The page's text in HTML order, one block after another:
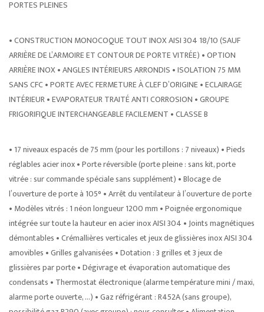
PORTES PLEINES
• CONSTRUCTION MONOCOQUE TOUT INOX AISI 304 18/10 (SAUF
ARRIÈRE DE L’ARMOIRE ET CONTOUR DE PORTE VITRÉE) • OPTION
ARRIÈRE INOX • ANGLES INTÉRIEURS ARRONDIS • ISOLATION 75 MM
SANS CFC • PORTE AVEC FERMETURE À CLEF D’ORIGINE • ECLAIRAGE
INTÉRIEUR • EVAPORATEUR TRAITÉ ANTI CORROSION • GROUPE
FRIGORIFIQUE INTERCHANGEABLE FACILEMENT • CLASSE B
• 17 niveaux espacés de 75 mm (pour les portillons : 7 niveaux) • Pieds
réglables acier inox • Porte réversible (porte pleine : sans kit, porte
vitrée : sur commande spéciale sans supplément) • Blocage de
l’ouverture de porte à 105° • Arrêt du ventilateur à l’ouverture de porte
• Modèles vitrés : 1 néon longueur 1200 mm • Poignée ergonomique
intégrée sur toute la hauteur en acier inox AISI 304 • Joints magnétiques
démontables • Crémallières verticales et jeux de glissières inox AISI 304
amovibles • Grilles galvanisées • Dotation : 3 grilles et 3 jeux de
glissières par porte • Dégivrage et évaporation automatique des
condensats • Thermostat électronique (alarme température mini / maxi,
alarme porte ouverte, …) • Gaz réfrigérant : R452A (sans groupe),